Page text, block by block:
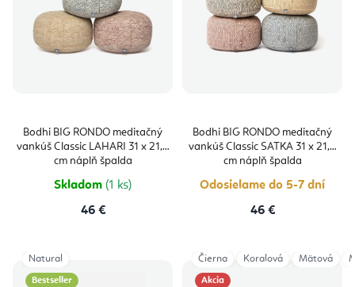
Bodhi BIG RONDO meditačný
vankúš Classic LAHARI 31 x 21,5
cm náplň špalda
Skladom (1 ks)
46 €
Bodhi BIG RONDO meditačný
vankúš Classic SATKA 31 x 21,5
cm náplň špalda
Odosielame do 5-7 dní
46 €
Bestseller
Natural
Akcia
Čierna Koralová Mätová